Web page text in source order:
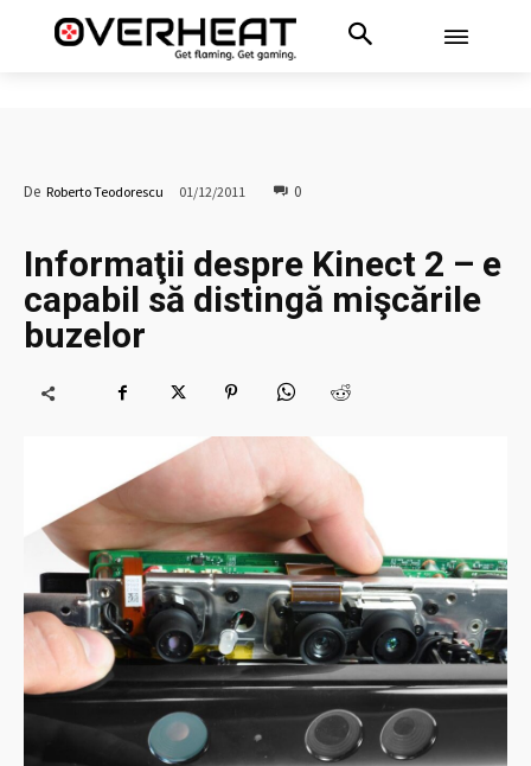
De Roberto Teodorescu 01/12/2011 0
Informaţii despre Kinect 2 – e
capabil să distingă mişcările
buzelor